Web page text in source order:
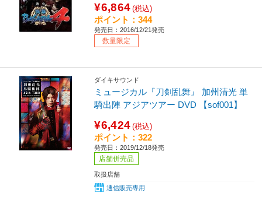
¥6,864 (税込)
ポイント：344
発売日：2016/12/21発売
数量限定
ダイキサウンド
ミュージカル『刀剣乱舞』 加州清光 単
騎出陣 アジアツアー DVD 【sof001】
¥6,424 (税込)
ポイント：322
発売日：2019/12/18発売
店舗併売品
取扱店舗
通信販売専用